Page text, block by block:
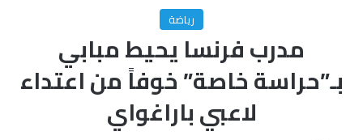
رياضة
مدرب فرنسا يحيط مبابي
بـ”حراسة خاصة” خوفاً من اعتداء
لاعبي باراغواي